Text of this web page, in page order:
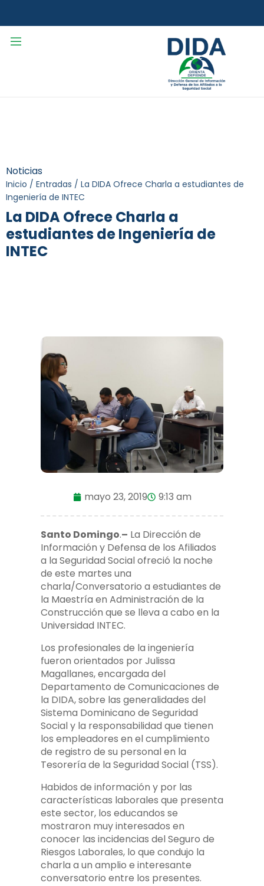
Noticias
Inicio / Entradas / La DIDA Ofrece Charla a estudiantes de
Ingeniería de INTEC
La DIDA Ofrece Charla a
estudiantes de Ingeniería de
INTEC
mayo 23, 2019 9:13 am
Santo Domingo.– La Dirección de
Información y Defensa de los Afiliados
a la Seguridad Social ofreció la noche
de este martes una
charla/Conversatorio a estudiantes de
la Maestría en Administración de la
Construcción que se lleva a cabo en la
Universidad INTEC.
Los profesionales de la ingeniería
fueron orientados por Julissa
Magallanes, encargada del
Departamento de Comunicaciones de
la DIDA, sobre las generalidades del
Sistema Dominicano de Seguridad
Social y la responsabilidad que tienen
los empleadores en el cumplimiento
de registro de su personal en la
Tesorería de la Seguridad Social (TSS).
Habidos de información y por las
características laborales que presenta
este sector, los educandos se
mostraron muy interesados en
conocer las incidencias del Seguro de
Riesgos Laborales, lo que condujo la
charla a un amplio e interesante
conversatorio entre los presentes.